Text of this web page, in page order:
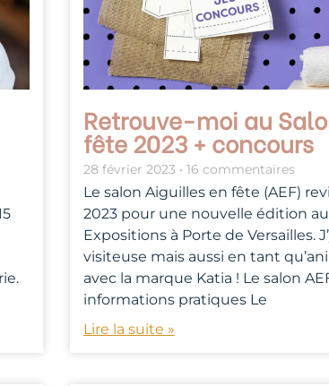
Retrouve-moi au
fête 2023 + concours
28 février 2023 16 commentaires
Le salon Aiguilles en fête (AEF)
2023 pour une nouvelle édition
Expositions à Porte de Versailles.
visiteuse mais aussi en tant
avec la marque Katia ! Le salon
informations pratiques Le
Lire la suite »